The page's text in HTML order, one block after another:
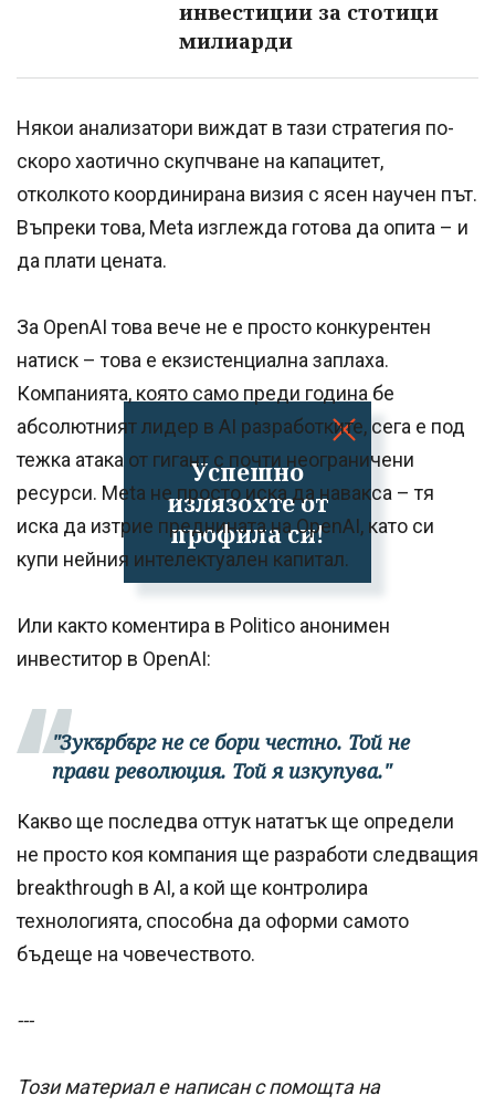
Успешно
излязохте от
профила си!
инвестиции за стотици
милиарди
Някои анализатори виждат в тази стратегия по-
скоро хаотичнo скупчване на капацитет,
отколкото координирана визия с ясен научен път.
Въпреки това, Meta изглежда готова да опита – и
да плати цената.
За OpenAI това вече не е просто конкурентен
натиск – това е екзистенциална заплаха.
Компанията, която само преди година бе
абсолютният лидер в AI разработките, сега е под
тежка атака от гигант с почти неограничени
ресурси. Meta не просто иска да навакса – тя
иска да изтрие преднината на OpenAI, като си
купи нейния интелектуален капитал.
Или както коментира в Politico анонимен
инвеститор в OpenAI:
"Зукърбърг не се бори честно. Той не
прави революция. Той я изкупува."
Какво ще последва оттук нататък ще определи
не просто коя компания ще разработи следващия
breakthrough в AI, а кой ще контролира
технологията, способна да оформи самото
бъдеще на човечеството.
---
Този материал е написан с помощта на